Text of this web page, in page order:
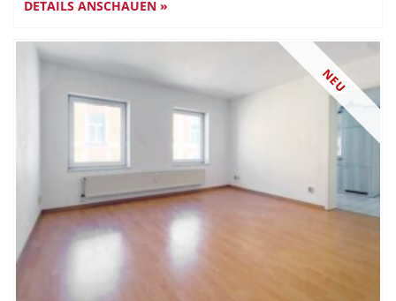
DETAILS ANSCHAUEN »
NEU